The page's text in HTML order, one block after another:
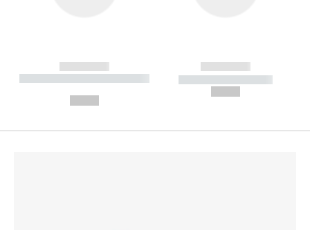
------------
----------- ----------- --------
------------
----------- -----------